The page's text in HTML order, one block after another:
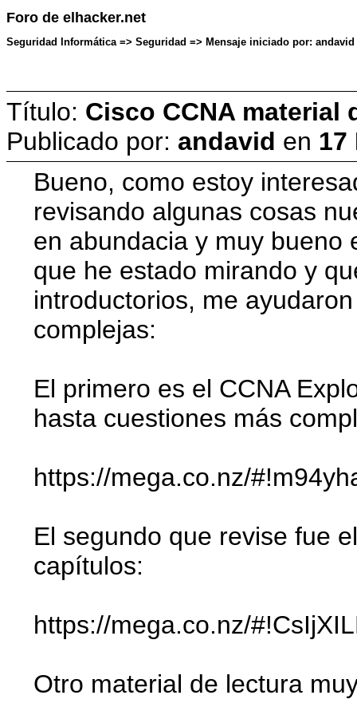
Foro de elhacker.net
Seguridad Informática => Seguridad => Mensaje iniciado por: andavid
Título: Cisco CCNA material
Publicado por: andavid en 17
Bueno, como estoy
revisando algunas cosas
en abundacia y muy bueno
que he estado mirando y
introductorios, me
complejas:
El primero es el CCNA
hasta cuestiones más
https://mega.co.nz/
El segundo que revise fue
capítulos:
https://mega.co.nz/
Otro material de lectura